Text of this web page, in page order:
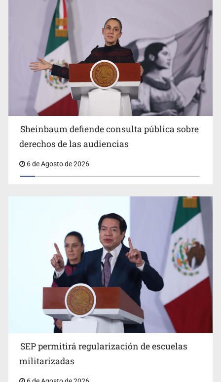
Sheinbaum anuncia refuerzo de seguridad en
Michoacán para reactivar exportación de aguacate
Sheinbaum defiende consulta pública sobre
derechos de las audiencias
6 de Agosto de 2026
SEP permitirá regularización de escuelas
militarizadas